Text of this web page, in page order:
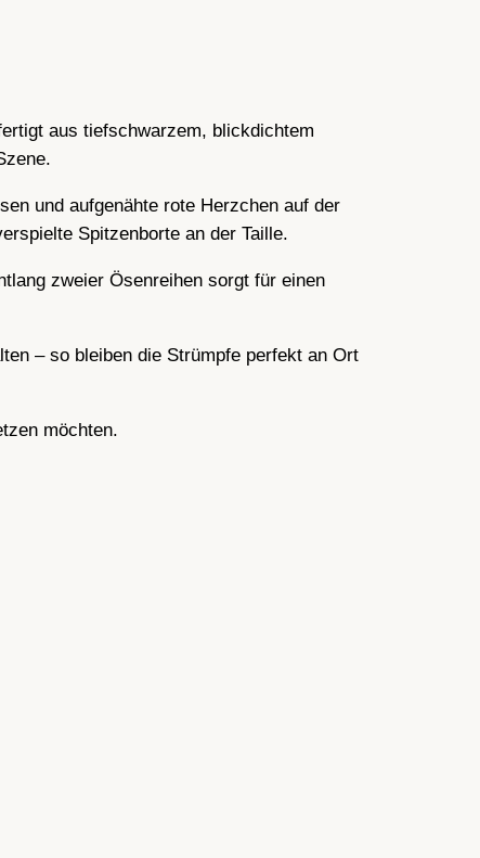
aus tiefschwarzem, blickdichtem
und aufgenähte rote Herzchen auf der
Spitzenborte an der Taille.
zweier Ösenreihen sorgt für einen
– so bleiben die Strümpfe perfekt an Ort
möchten.